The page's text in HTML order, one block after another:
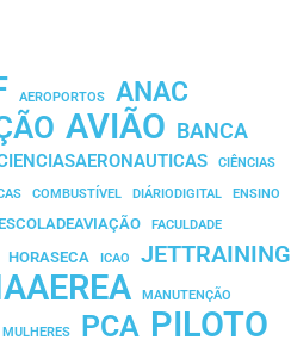
AEROPORTOS ANAC
AVIÃO BANCA
CIÊNCIAS
COMBUSTÍVEL DIÁRIODIGITAL
ENSINO
FACULDADE
HORASECA ICAO JETTRAINING
MANUTENÇÃO
MULHERES PCA PILOTO